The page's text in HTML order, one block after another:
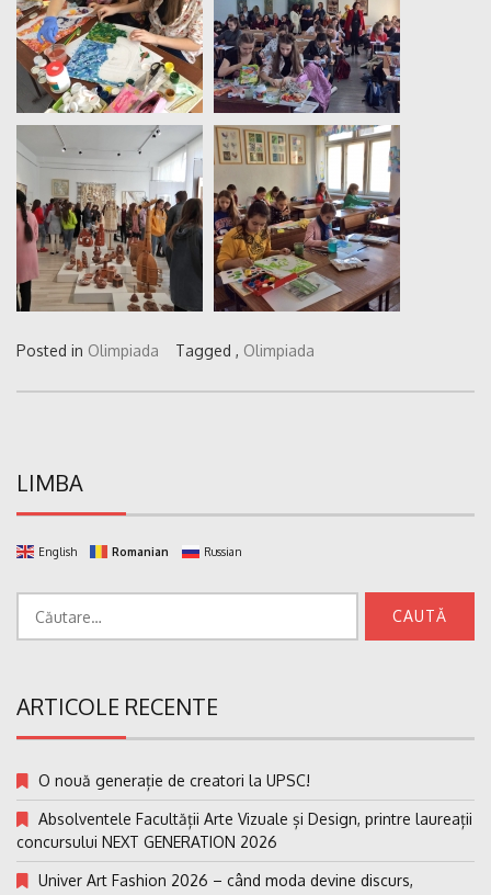
Posted in Olimpiada Tagged , Olimpiada
LIMBA
English Romanian Russian
după:
ARTICOLE RECENTE
O nouă generație de creatori la UPSC!
Absolventele Facultății Arte Vizuale și Design, printre laureații
concursului NEXT GENERATION 2026
Univer Art Fashion 2026 – când moda devine discurs,